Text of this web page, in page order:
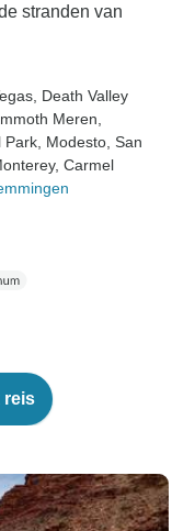
stranden van
, Death Valley
Meren
Park , Modesto , San
, Carmel
reis